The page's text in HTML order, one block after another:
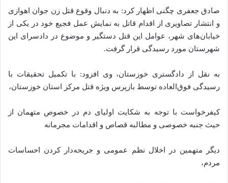
صادق جعفری چگنی اظهار کرد: به دنبال وقوع قتل زن جوان اهوازی
و انتشار تصاویری از اقدام قاتل به نمایش عمل فجیع خود در یکی از
خیابان‌های شهر، عوامل این قتل دستگیر و موضوع در دادسرای این
شهرستان مورد رسیدگی قرار گرفت.
به نقل از دادگستری خوزستان، وی افزود: با تکمیل تحقیقات با
رسیدگی فوق‌العاده توسط بازپرس ویژه قتل مرکز استان خوزستان،
کیفرخواست با توجه به شکایت اولیای دم در خصوص متهمان از
حیث جنبه خصوصی و مطالبه قصاص و اقدامات مجرمانه
دیگر متهمین در اخلال نظم عمومی و جریحه‌دار کردن احساسات
مردم،